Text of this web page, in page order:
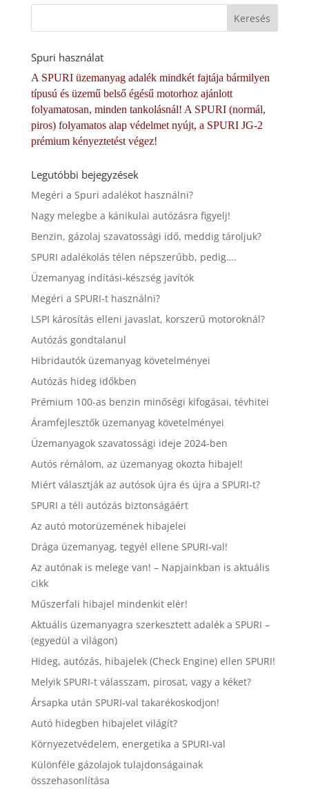
Spuri használat
A SPURI üzemanyag adalék mindkét fajtája bármilyen
típusú és üzemű belső égésű motorhoz ajánlott
folyamatosan, minden tankolásnál! A SPURI (normál,
piros) folyamatos alap védelmet nyújt, a SPURI JG-2
prémium kényeztetést végez!
Legutóbbi bejegyzések
Megéri a Spuri adalékot használni?
Nagy melegbe a kánikulai autózásra figyelj!
Benzin, gázolaj szavatossági idő, meddig tároljuk?
SPURI adalékolás télen népszerűbb, pedig….
Üzemanyag indítási-készség javítók
Megéri a SPURI-t használni?
LSPI károsítás elleni javaslat, korszerű motoroknál?
Autózás gondtalanul
Hibridautók üzemanyag követelményei
Autózás hideg időkben
Prémium 100-as benzin minőségi kifogásai, tévhitei
Áramfejlesztők üzemanyag követelményei
Üzemanyagok szavatossági ideje 2024-ben
Autós rémálom, az üzemanyag okozta hibajel!
Miért választják az autósok újra és újra a SPURI-t?
SPURI a téli autózás biztonságáért
Az autó motorüzemének hibajelei
Drága üzemanyag, tegyél ellene SPURI-val!
Az autónak is melege van! – Napjainkban is aktuális
cikk
Műszerfali hibajel mindenkit elér!
Aktuális üzemanyagra szerkesztett adalék a SPURI –
(egyedül a világon)
Hideg, autózás, hibajelek (Check Engine) ellen SPURI!
Melyik SPURI-t válasszam, pirosat, vagy a kéket?
Ársapka után SPURI-val takarékoskodjon!
Autó hidegben hibajelet világít?
Környezetvédelem, energetika a SPURI-val
Különféle gázolajok tulajdonságainak
összehasonlítása